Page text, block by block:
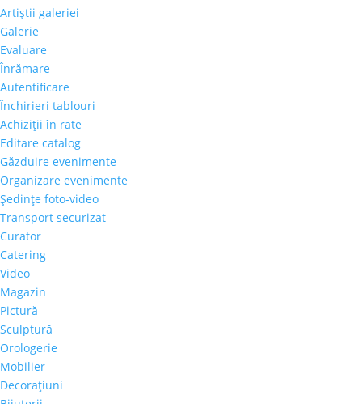
Artiştii galeriei
Galerie
Evaluare
Înrămare
Autentificare
Închirieri tablouri
Achiziţii în rate
Editare catalog
Găzduire evenimente
Organizare evenimente
Şedinţe foto-video
Transport securizat
Curator
Catering
Video
Magazin
Pictură
Sculptură
Orologerie
Mobilier
Decoraţiuni